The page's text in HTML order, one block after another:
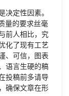
决定性因素。
量的要求丝毫
前人相比，究
化了现有工艺
、可信，图表
语言生硬的稿
投稿前多请导
确保文章在形